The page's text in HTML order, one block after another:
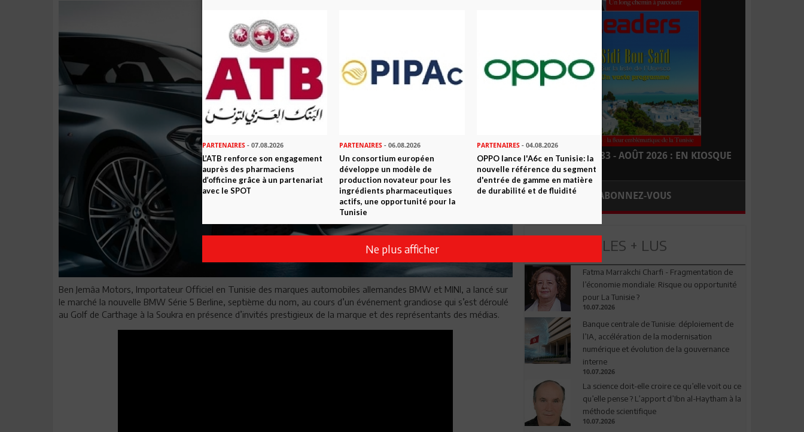
Ben Jemâa Motors, Importateur Officiel en Tunisie des marques automobiles allemandes BMW et MINI, a lancé sur
le marché la nouvelle BMW Série 5 Berline, septième du nom, au cours d’un événement grandiose qui s’est déroulé
au Golf de Carthage à la Soukra en présence d’invités prestigieux de la marque et des représentants des médias.
LEADERS N° 183 - AOÛT 2026 : EN KIOSQUE
ABONNEZ-VOUS
LES + LUS
Fatma Marrakchi Charfi - Fragmentation de
l’économie mondiale: Risque ou opportunité
pour La Tunisie ?
10.07.2026
Banque centrale de Tunisie: déploiement de
l’IA, accélération de la modernisation
numérique et évolution de la gouvernance
interne
10.07.2026
La science doit-elle croire ce qu’elle voit ou ce
qu’elle pense ? L’apport d’Ibn al-Haytham à la
méthode scientifique
10.07.2026
PARTENAIRES - 07.08.2026
L’ATB renforce son engagement
auprès des pharmaciens
d’officine grâce à un partenariat
avec le SPOT
PARTENAIRES - 06.08.2026
Un consortium européen
développe un modèle de
production novateur pour les
ingrédients pharmaceutiques
actifs, une opportunité pour la
Tunisie
PARTENAIRES- 04.08.2026
OPPO lance l'A6c en Tunisie: la
nouvelle référence du segment
d'entrée de gamme en matière
de durabilité et de fluidité
Ne plus afficher